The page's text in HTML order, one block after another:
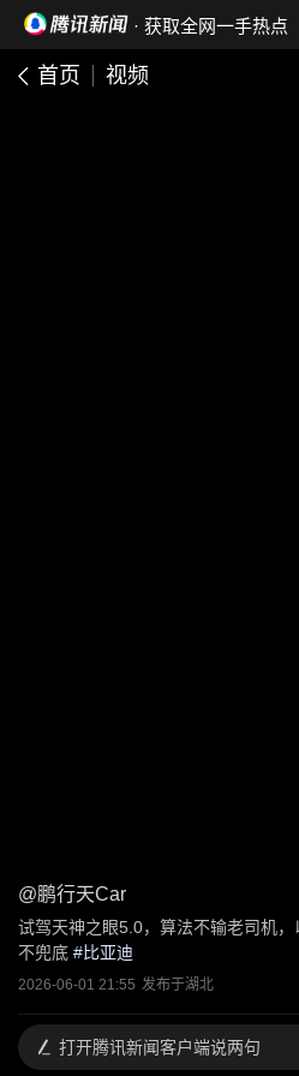
· 获取全网一手热点
首页 视频
@鹏行天Car
试驾天神之眼5.0，算法不输老司机
不兜底 #比亚迪
2026-06-01 21:55 发布于湖北
打开腾讯新闻客户端说两句